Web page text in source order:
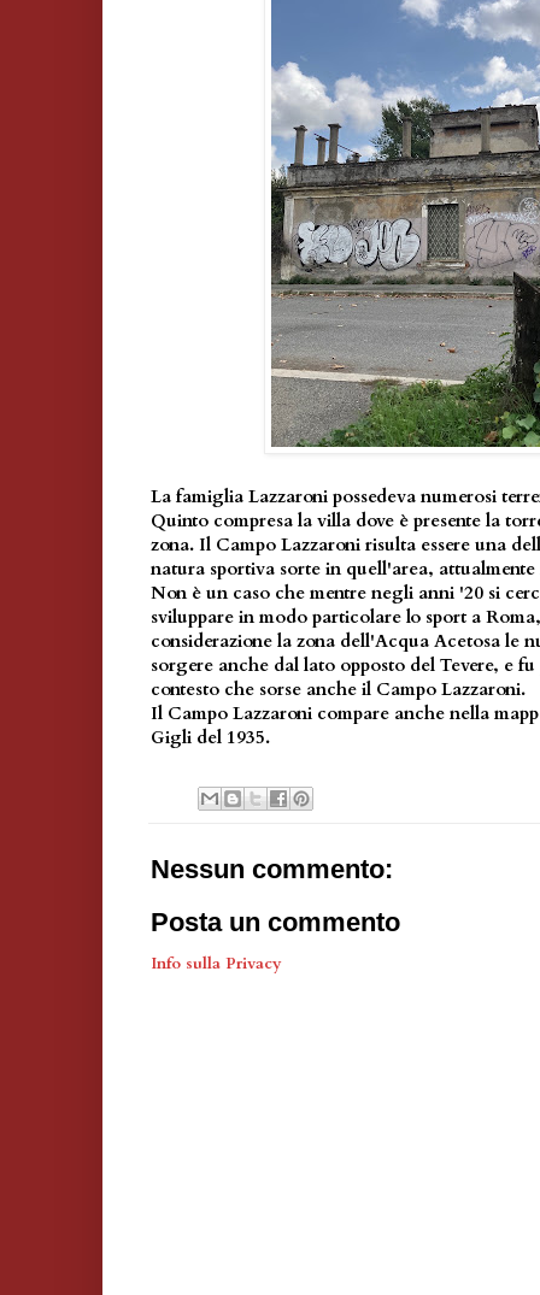
La famiglia Lazzaroni possedeva numerosi
Quinto compresa la villa dove è presente la
zona. Il Campo Lazzaroni risulta essere una
natura sportiva sorte in quell'area,
Non è un caso che mentre negli anni '20 si
sviluppare in modo particolare lo sport a
considerazione la zona dell'Acqua Acetosa le
sorgere anche dal lato opposto del Tevere, e
contesto che sorse anche il Campo Lazzaroni.
Il Campo Lazzaroni compare anche nella
Gigli del 1935.
Nessun commento:
Posta un commento
Info sulla Privacy